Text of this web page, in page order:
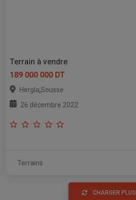
Terrain à vendre
189 000 000 DT
Hergla,Sousse
26 décembre 2022
Terrains
CHARGER PLUS